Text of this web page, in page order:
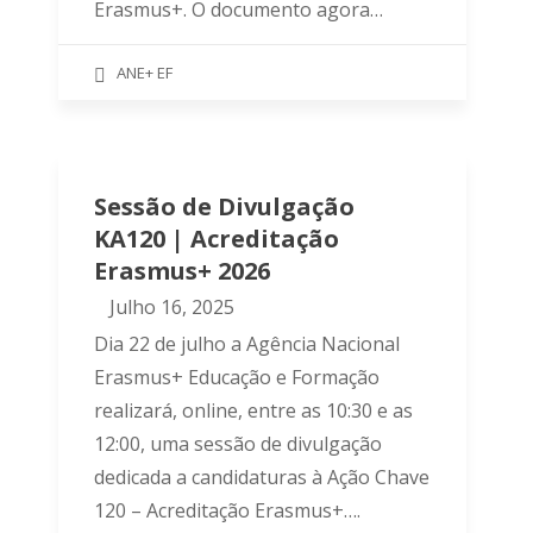
Erasmus+. O documento agora…
ANE+ EF
Sessão de Divulgação
KA120 | Acreditação
Erasmus+ 2026
Julho 16, 2025
Dia 22 de julho a Agência Nacional
Erasmus+ Educação e Formação
realizará, online, entre as 10:30 e as
12:00, uma sessão de divulgação
dedicada a candidaturas à Ação Chave
120 – Acreditação Erasmus+….